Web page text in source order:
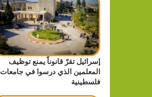
إسرائيل تقرّ قانوناً يمنع توظيف
المعلمين الذي درسوا في جامعات
فلسطينية